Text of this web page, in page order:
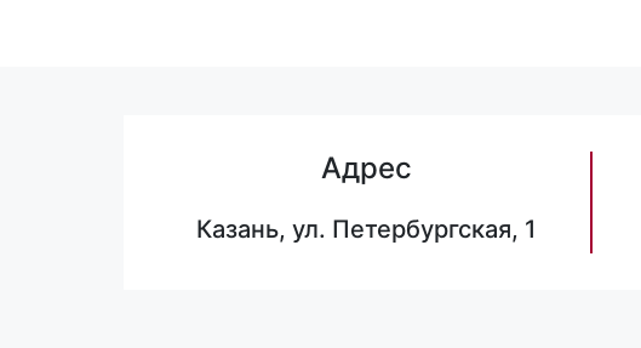
Адрес
Казань, ул. Петербургская, 1